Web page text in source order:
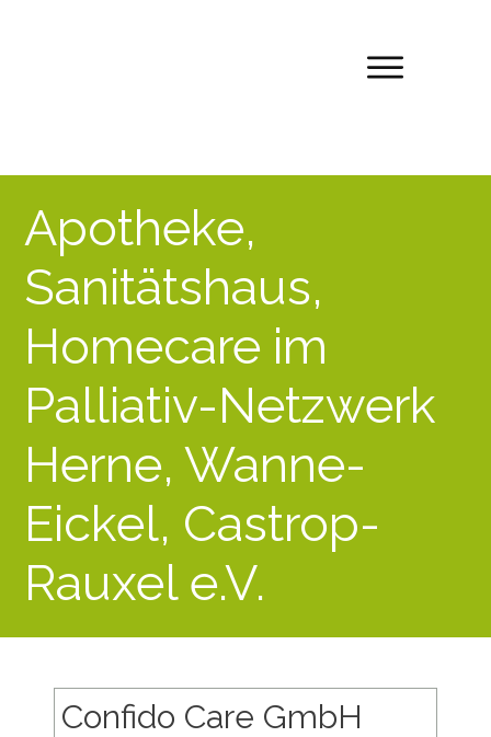
Apotheke,
Sanitätshaus,
Homecare im
Palliativ-Netzwerk
Herne, Wanne-
Eickel, Castrop-
Rauxel e.V.
Confido Care GmbH